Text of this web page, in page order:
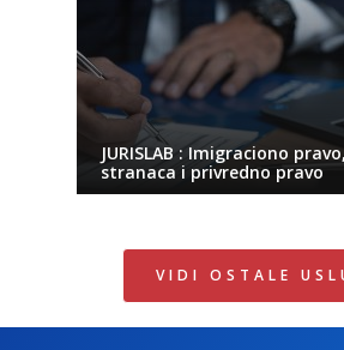
JURISLAB : Imigraciono
stranaca i privredno pravo
VIDI OSTALE